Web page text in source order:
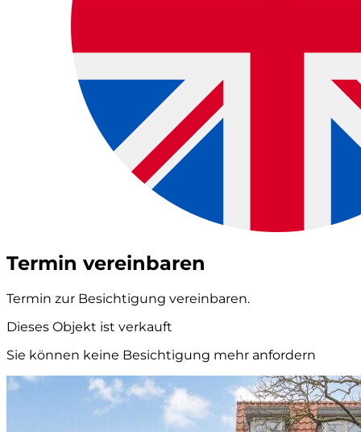
Termin vereinbaren
Termin zur Besichtigung vereinbaren.
Dieses Objekt ist verkauft
Sie können keine Besichtigung mehr anfordern